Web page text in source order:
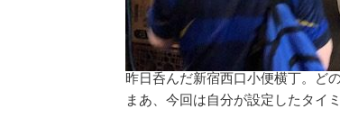
昨日呑んだ新宿西口小便横丁。ど
まあ、今回は自分が設定したタイ